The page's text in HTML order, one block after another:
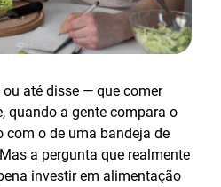
até disse — que comer
quando a gente compara o
com o de uma bandeja de
a pergunta que realmente
investir em alimentação